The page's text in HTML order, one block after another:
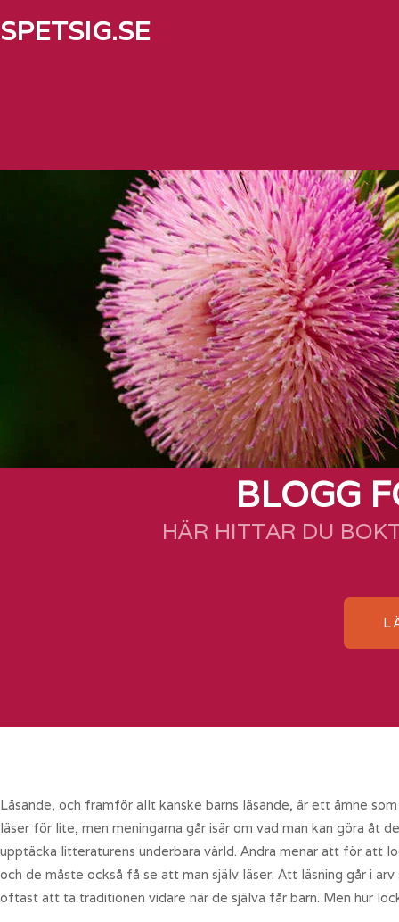
SPETSIG.SE
BLOGG
HÄR HITTAR DU
Läsande, och framför allt kanske barns läsande, är ett ämne
läser för lite, men meningarna går isär om vad man kan göra åt
upptäcka litteraturens underbara värld. Andra menar att för att
och de måste också få se att man själv läser. Att läsning går i
oftast att ta traditionen vidare när de själva får barn. Men hur